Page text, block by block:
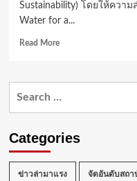
Sustainability) โดยให้ความ
Water for a...
Read MoreRead
สสวท.
นวัตกรรม
น้ำ
Categories
ข่าวล่ามาแรง จัดอันดับสถา